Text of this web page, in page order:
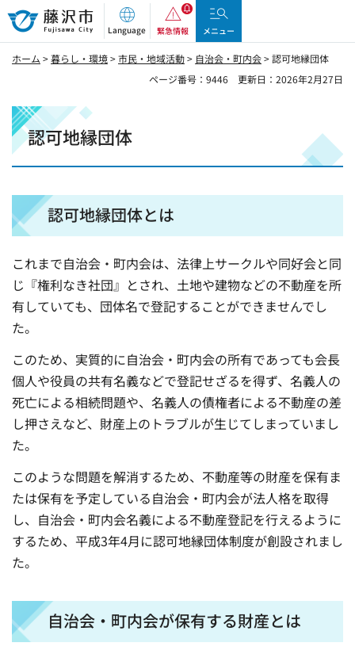
藤沢市
Language 緊急情報 メニュー
ホーム >暮らし・環境>市民・地域活動> 自治会・町内会> 認可地縁団体
ページ番号：9446
更新日：2026年2月27日
認可地縁団体
認可地縁団体とは
これまで自治会・町内会は、法律上サークルや同好会と同
じ『権利なき社団』とされ、土地や建物などの不動産を所
有していても、団体名で登記することができませんでし
た。
このため、実質的に自治会・町内会の所有であっても会長
個人や役員の共有名義などで登記せざるを得ず、名義人の
死亡による相続問題や、名義人の債権者による不動産の差
し押さえなど、財産上のトラブルが生じてしまっていまし
た。
このような問題を解消するため、不動産等の財産を保有ま
たは保有を予定している自治会・町内会が法人格を取得
し、自治会・町内会名義による不動産登記を行えるように
するため、平成3年4月に認可地縁団体制度が創設されまし
た。
自治会・町内会が保有する財産とは